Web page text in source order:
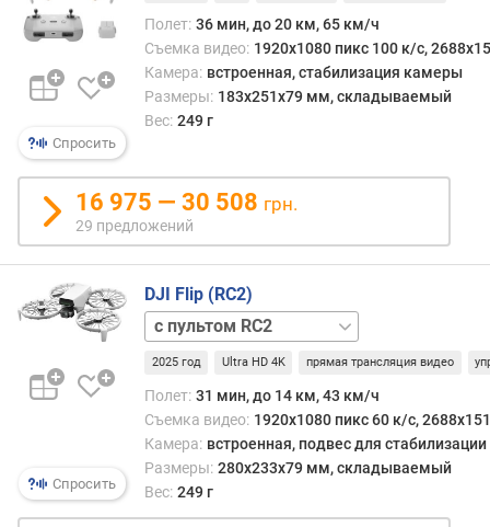
е
ы
м
п
о
т
а
м
п
о
е
д
Спросить
Полет: 36 мин, до 20 км, 65 км/ч
Съемка видео: 1920x1080 пикс 100 к/с,
Камера: встроенная, cтабилизация камеры
Размеры: 183х251х79 мм, складываемый
Вес: 249 г
16 975 — 30 508 грн.
29 предложений
Спросить
DJI Flip (RC2)
Fly
More
Combo
(RC2)базовая
2025 год Ultra HD 4K прямая трансляция видео
Полет: 31 мин, до 14 км, 43 км/ч
Съемка видео: 1920x1080 пикс 60 к/с,
Камера: встроенная, подвес для стабилизации
Размеры: 280x233x79 мм, складываемый
Вес: 249 г